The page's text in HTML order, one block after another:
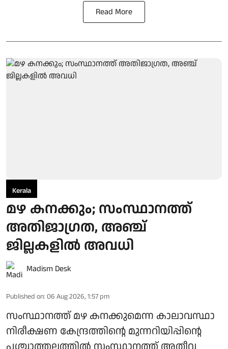
Read More
Kerala
മഴ കനക്കും; സംസ്ഥാനത്ത്
അതിജാഗ്രത, അഞ്ച്
ജില്ലകളില്‍ അവധി
Madism Desk
Published on: 06 Aug 2026, 1:57 pm
സംസ്ഥാനത്ത് മഴ കനക്കുമെന്ന കാലാവസ്ഥാ
നിരീക്ഷണ കേന്ദ്രത്തിന്റെ മുന്നറിയിപ്പിന്റെ